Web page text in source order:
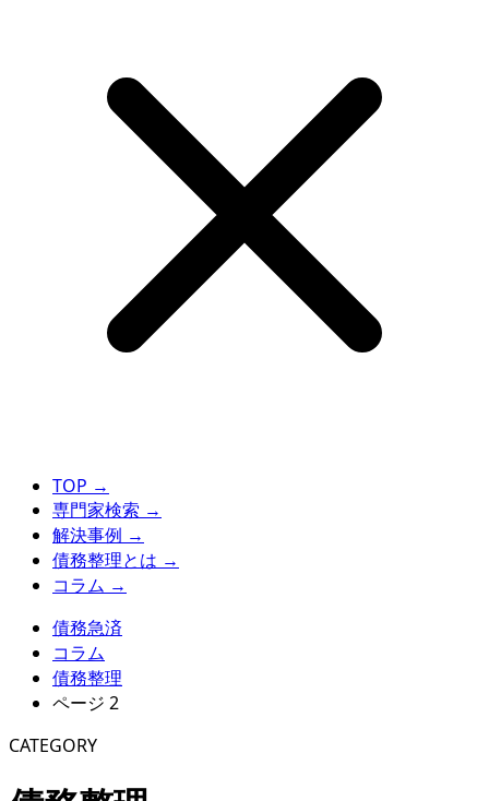
TOP →
専門家検索 →
解決事例 →
債務整理とは →
コラム →
債務急済
コラム
債務整理
ページ 2
CATEGORY